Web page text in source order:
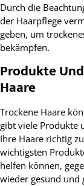
Durch die
der Haarpflege
geben, um
bekämpfen.
Produkte
Haare
Trockene Haare
gibt viele Produkte
Ihre Haare richtig
wichtigsten
helfen können,
wieder gesund und